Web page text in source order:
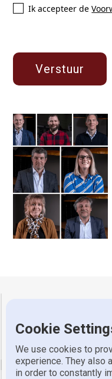
Cookie
We use cookies to
experience. They also
in order to constantly
Ik accepteer de
Adres
email